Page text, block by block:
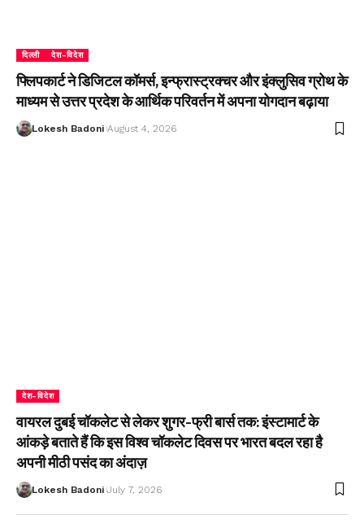
दिल्ली देश-विदेश
फ्लिपकार्ट ने डिजिटल कॉमर्स, इन्फ्रास्ट्रक्चर और इंक्लुसिव ग्रोथ के
माध्यम से उत्तर प्रदेश के आर्थिक परिवर्तन में अपना योगदान बढ़ाया
Lokesh Badoni August 4, 2026
देश-विदेश
वायरल दुबई चॉकलेट से लेकर शुगर-फ्री बार्स तक: इंस्टामार्ट के
आंकड़े बताते हैं कि इस विश्व चॉकलेट दिवस पर भारत बदल रहा है
अपनी मीठी पसंद का अंदाज़
Lokesh Badoni July 7, 2026